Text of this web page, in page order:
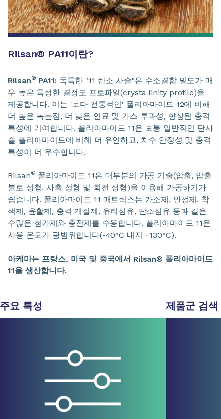
Rilsan® PA11이란?
Rilsan® PA11: 독특한 "11 탄소 사슬"은 수소결합 밀도가 매
우 높은 특정한 결정도 프로파일(crystallinity profile)을
제공합니다. 이는 '보다 전통적인' 폴리아마이드 12에 비해
더 높은 녹는점, 더 낮은 연료 및 가스 투과성, 향상된 충격
특성에 기여합니다. 폴리아마이드 11은 보통 일반적인 단사
슬 폴리아마이드에 비해 더 유연하고, 치수 안정성 및 충격
특성이 더 우수합니다.
Rilsan® 폴리아마이드 11은 대부분의 가공 기술(압출, 압출
블로 성형, 사출 성형 및 회전 성형)을 이용해 가공하기가
쉽습니다. 폴리아마이드 11 매트릭스는 가소제, 안정제, 착
색제, 윤활제, 충격 개질제, 유리섬유, 탄소섬유 등과 같은
수많은 첨가제와 충전제를 수용합니다. 폴리아마이드 11은
사용 온도가 광범위합니다(-40°C 내지 +130°C).
아케마는 프랑스, 미국 및 중국에서 Rilsan® 폴리아마이드
11을 생산합니다.
주요 특성 제품군 검색